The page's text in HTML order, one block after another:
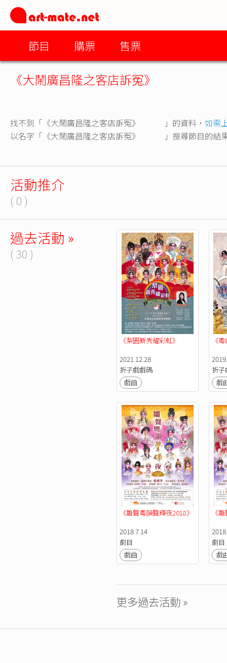
節目 購票 售票
《大鬧廣昌隆之客店訴冤》
找不到「《大鬧廣昌隆之客店訴冤》 」的資料， 如需
以名字「《大鬧廣昌隆之客店訴冤》 」搜尋節目的結
活動推介
( 0 )
過去活動 »
( 30 )
《梨園新秀耀彩虹》
2021.12.28
折子戲戲碼
戲曲
《
折
戲
《雛聲粵韻聲輝夜2018》
2018.7.14
劇目
戲曲
《
劇目
戲
更多過去活動 »